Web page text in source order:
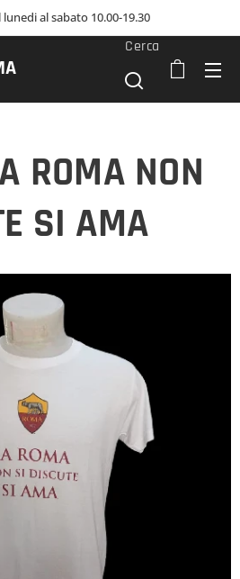
al sabato 10.00-19.30
Cerca
ROMA NON
SI AMA